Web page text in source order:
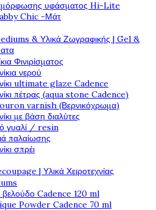
υφάσματος Hi-Lite
Chic -Μάτ
& Υλικά Ζωγραφικής | Gel &
Φινιρίσματος
νερού
ultimate glaze Cadence
πέτρας (aqua stone Cadence)
varnish (Βερνικόχρωμα)
με βάση διαλύτες
γυαλί / resin
παλαίωσης
σπρέι
| Υλικά Χειροτεχνίας
βελούδο Cadence 120 ml
Powder Cadence 70 ml